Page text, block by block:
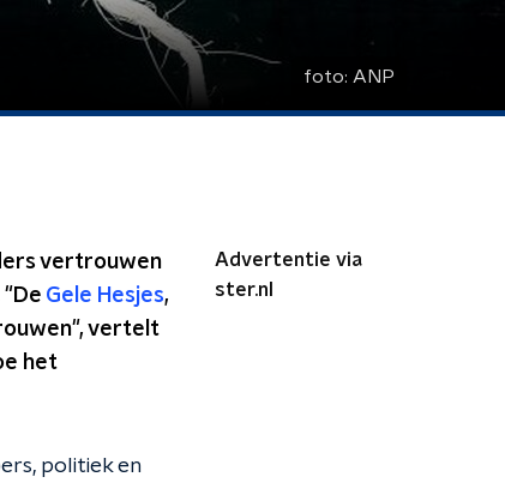
foto: ANP
vertrouwen
Gele Hesjes,
vertelt
het
politiek en
Advertentie via
ster.nl